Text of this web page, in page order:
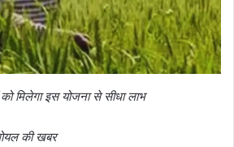
मिलेगा इस योजना से सीधा लाभ
की खबर